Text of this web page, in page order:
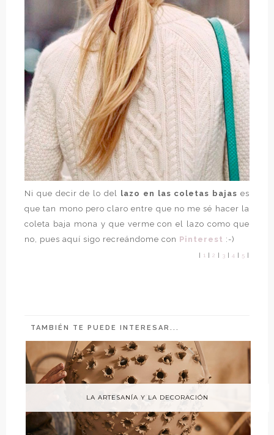
Ni que decir de lo del lazo en las coletas bajas es
que tan mono pero claro entre que no me sé hacer la
coleta baja mona y que verme con el lazo como que
no, pues aquí sigo recreándome con Pinterest :-)
1 2 3 4 5
TAMBIÉN TE PUEDE INTERESAR...
LA ARTESANÍA Y LA DECORACIÓN